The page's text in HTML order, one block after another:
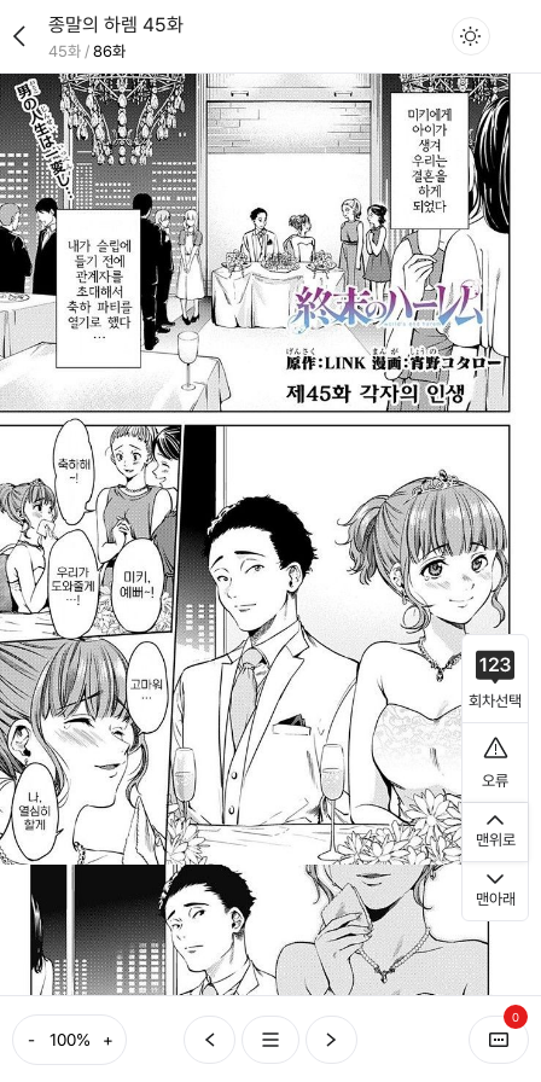
종말의 하렘 45화
45화 / 86화
- +
0
회차선택
오류
맨위로
맨아래